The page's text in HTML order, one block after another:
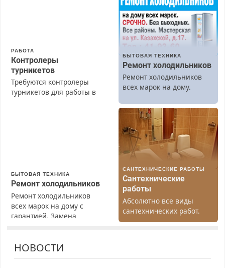
РАБОТА
Контролеры
турникетов
Требуются контролеры
турникетов для работы в
Ежемесячно
выплачивается денежная
премия. Возможно
бесплатное обучение,
получение документов,
безопасности с з/п до
125000 руб.
БЫТОВАЯ ТЕХНИКА
Ремонт холодильников
Ремонт холодильников
всех марок на дому.
БЫТОВАЯ ТЕХНИКА
Ремонт холодильников
Ремонт холодильников
всех марок на дому с
гарантией. Замена
Все районы. Скидка.
Вызов бесплатный.
САНТЕХНИЧЕСКИЕ РАБОТЫ
Сантехнические
работы
Абсолютно все виды
сантехнических работ.
Быстро. Качественно.
НОВОСТИ